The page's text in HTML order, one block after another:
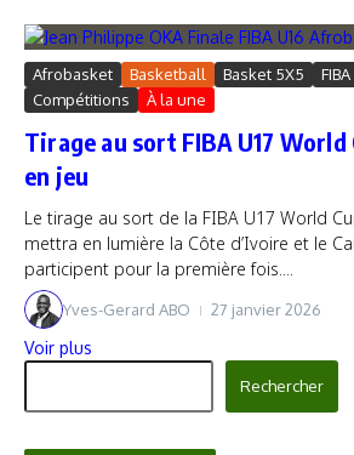
Afrobasket Basketball Basket 5X5
Compétitions
À la une
Tirage au sort FIBA U17 World
en jeu
Le tirage au sort de la FIBA U17 World
mettra en lumière la Côte d’Ivoire et le
participent pour la première fois....
Yves-Gerard ABO 27 janvier 2026
Voir plus
Rechercher